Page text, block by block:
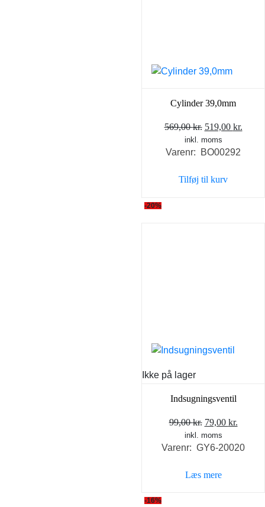
Cylinder 39,0mm
569,00kr. Den
oprindelige
pris
569,00 kr..
519,00 kr.
inkl. moms
Varenr: BO00292
Tilføj til kurv
-20%
Ikke på lager
Indsugningsventil
99,00kr. Den
oprindelige
pris
99,00 kr..
79,00 kr.
pris
inkl. moms
Varenr: GY6-20020
Læs mere
-16%